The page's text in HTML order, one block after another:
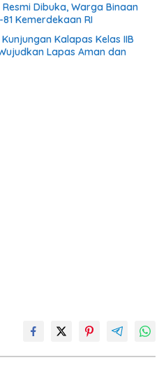
Resmi Dibuka, Warga Binaan
Kemerdekaan RI
Kalapas Kelas IIB
Lapas Aman dan